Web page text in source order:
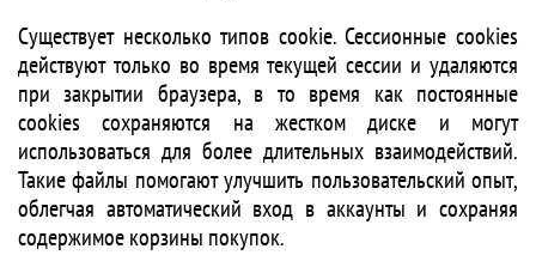
Существует несколько типов cookie. Сессионные cookies
действуют только во время текущей сессии и удаляются
при закрытии браузера, в то время как постоянные
cookies сохраняются на жестком диске и могут
использоваться для более длительных взаимодействий.
Такие файлы помогают улучшить пользовательский опыт,
облегчая автоматический вход в аккаунты и сохраняя
содержимое корзины покупок.